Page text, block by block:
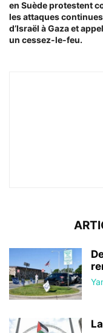
en Suède protestent
les attaques continues
d’Israël à Gaza et
un cessez-le-feu.